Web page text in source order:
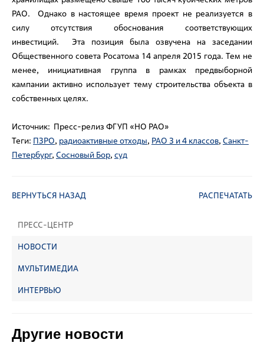
ПРЕСС-ЦЕНТР
НОВОСТИ
МУЛЬТИМЕДИА
ИНТЕРВЬЮ
РАО. Однако в настоящее время проект не реализуется в
силу отсутствия обоснования соответствующих
инвестиций. Эта позиция была озвучена на заседании
Общественного совета Росатома 14 апреля 2015 года. Тем не
менее, инициативная группа в рамках предвыборной
кампании активно использует тему строительства объекта в
собственных целях.
Источник: Пресс-релиз ФГУП «НО РАО»
Теги: ПЗРО, радиоактивные отходы, РАО 3 и 4 классов, Санкт-
Петербург, Сосновый Бор, суд
ВЕРНУТЬСЯ НАЗАД РАСПЕЧАТАТЬ
Другие новости